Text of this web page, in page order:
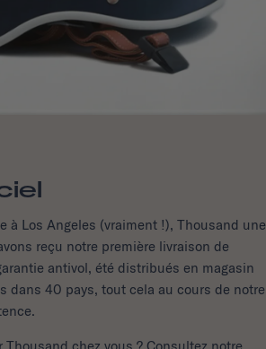
à Los Angeles (vraiment !), Thousand une
reçu notre première livraison de
antivol, été distribués en magasin
dans 40 pays, tout cela au cours de notre